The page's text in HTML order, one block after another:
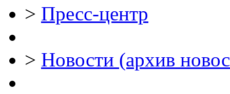
> Пресс-центр
> Новости (архив